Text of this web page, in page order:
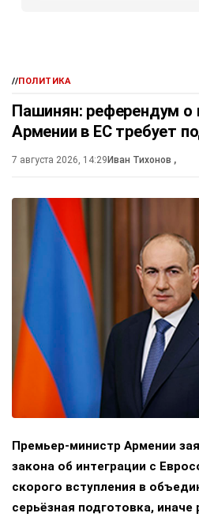
//ПОЛИТИКА
Пашинян: референдум о
Армении в ЕС требует
7 августа 2026, 14:29Иван Тихонов ,
Премьер-министр Армении
закона об интеграции с
скорого вступления в
серьёзная подготовка,